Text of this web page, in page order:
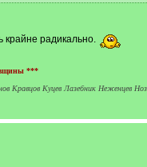
крайне радикально.
***
Кравцов Куцев Лазебник Неженцев